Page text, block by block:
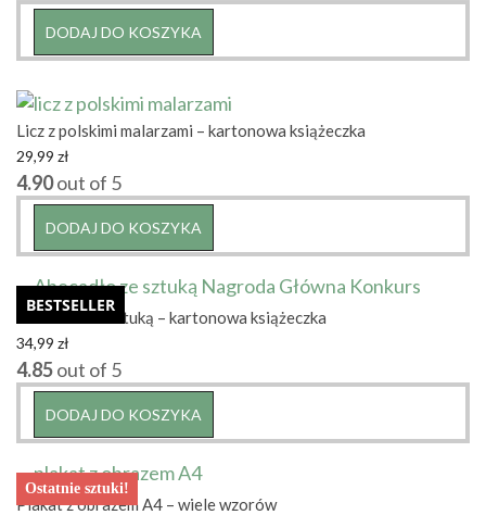
DODAJ DO KOSZYKA
Licz z polskimi malarzami – kartonowa książeczka
29,99 zł
4.90out of 5
DODAJ DO KOSZYKA
BESTSELLER
Abecadło ze sztuką – kartonowa książeczka
34,99 zł
4.85out of 5
DODAJ DO KOSZYKA
Ostatnie sztuki!
Plakat z obrazem A4 – wiele wzorów